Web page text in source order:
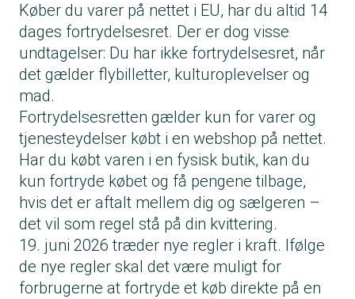
Køber du varer på nettet i EU, har du altid 14
dages fortrydelsesret. Der er dog visse
undtagelser: Du har ikke fortrydelsesret, når
det gælder flybilletter, kulturoplevelser og
mad.
Fortrydelsesretten gælder kun for varer og
tjenesteydelser købt i en webshop på nettet.
Har du købt varen i en fysisk butik, kan du
kun fortryde købet og få pengene tilbage,
hvis det er aftalt mellem dig og sælgeren –
det vil som regel stå på din kvittering.
19. juni 2026 træder nye regler i kraft. Ifølge
de nye regler skal det være muligt for
forbrugerne at fortryde et køb direkte på en